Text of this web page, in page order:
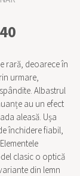
rară, deoarece în
urmare,
Albastrul
au un efect
aleasă. Ușa
închidere fiabil,
clasic o optică
din lemn